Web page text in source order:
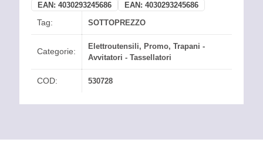
EAN: 4030293245686 EAN: 4030293245686
Tag: SOTTOPREZZO
Categorie:
Elettroutensili, Promo, Trapani -
Avvitatori - Tassellatori
COD: 530728